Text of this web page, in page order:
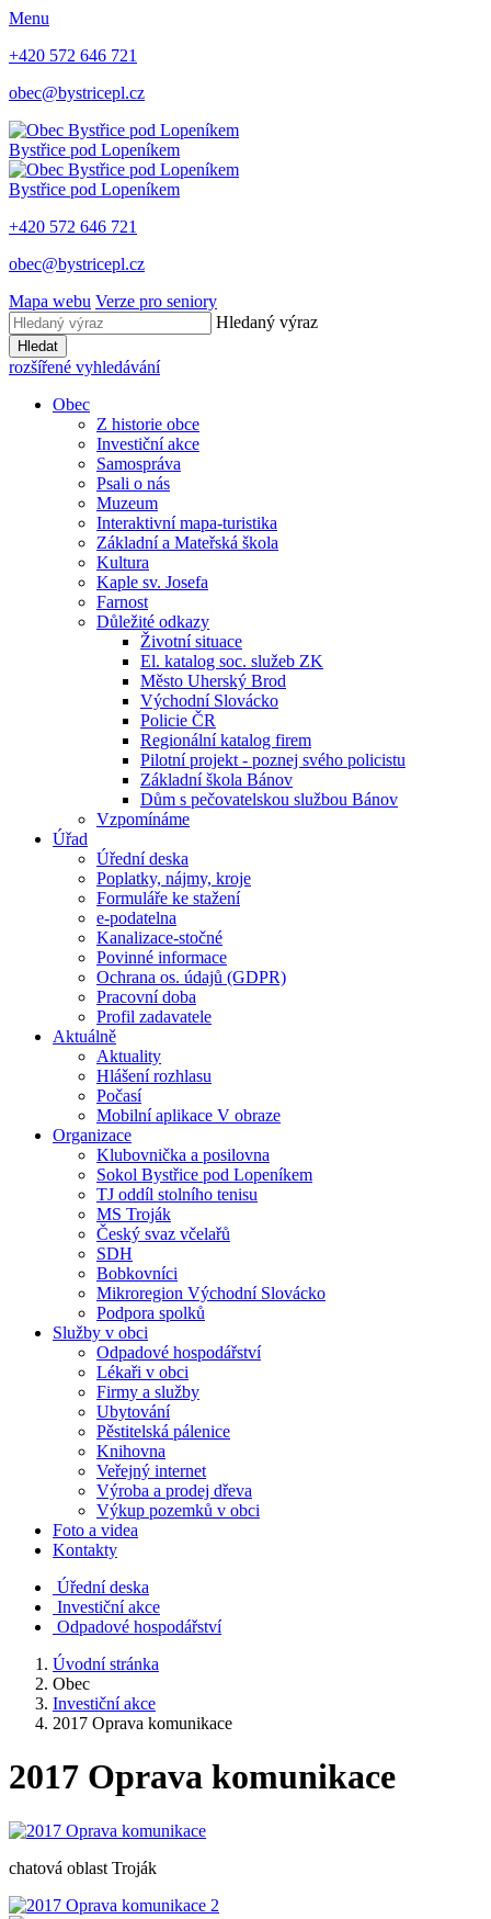
Menu
+420 572 646 721
obec@bystricepl.cz
Bystřice pod Lopeníkem
Bystřice pod Lopeníkem
+420 572 646 721
obec@bystricepl.cz
Mapa webu Verze pro seniory
Hledaný výraz
Hledat
rozšířené vyhledávání
Obec
Z historie obce
Investiční akce
Samospráva
Psali o nás
Muzeum
Interaktivní mapa-turistika
Základní a Mateřská škola
Kultura
Kaple sv. Josefa
Farnost
Důležité odkazy
Životní situace
El. katalog soc. služeb ZK
Město Uherský Brod
Východní Slovácko
Policie ČR
Regionální katalog firem
Pilotní projekt - poznej svého policistu
Základní škola Bánov
Dům s pečovatelskou službou Bánov
Vzpomínáme
Úřad
Úřední deska
Poplatky, nájmy, kroje
Formuláře ke stažení
e-podatelna
Kanalizace-stočné
Povinné informace
Ochrana os. údajů (GDPR)
Pracovní doba
Profil zadavatele
Aktuálně
Aktuality
Hlášení rozhlasu
Počasí
Mobilní aplikace V obraze
Organizace
Klubovnička a posilovna
Sokol Bystřice pod Lopeníkem
TJ oddíl stolního tenisu
MS Troják
Český svaz včelařů
SDH
Bobkovníci
Mikroregion Východní Slovácko
Podpora spolků
Služby v obci
Odpadové hospodářství
Lékaři v obci
Firmy a služby
Ubytování
Pěstitelská pálenice
Knihovna
Veřejný internet
Výroba a prodej dřeva
Výkup pozemků v obci
Foto a videa
Kontakty
Úřední deska
Investiční akce
Odpadové hospodářství
Úvodní stránka
Obec
Investiční akce
2017 Oprava komunikace
2017 Oprava komunikace
chatová oblast Troják